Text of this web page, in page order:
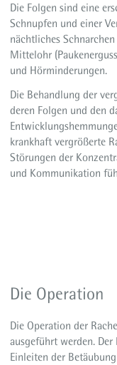
Die Folgen sind eine
Schnupfen und einer
nächtliches
Mittelohr
und Hörminderungen.
Die Behandlung der
deren Folgen und den
krankhaft vergrößerte
Störungen der
und Kommunikation
Die Operation
Die Operation der
ausgeführt werden.
Einleiten der